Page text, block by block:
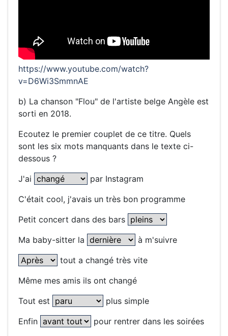
https://www.youtube.com/watch?
v=D6Wi3SmmnAE
b) La chanson "Flou" de l'artiste belge Angèle est
sorti en 2018.
Ecoutez le premier couplet de ce titre. Quels
sont les six mots manquants dans le texte ci-
dessous ?
J'ai
par Instagram
C'était cool, j'avais un très bon programme
Petit concert dans des bars
Ma baby-sitter la
à m'suivre
tout a changé très vite
Même mes amis ils ont changé
Tout est
plus simple
Enfin
pour rentrer dans les soirées